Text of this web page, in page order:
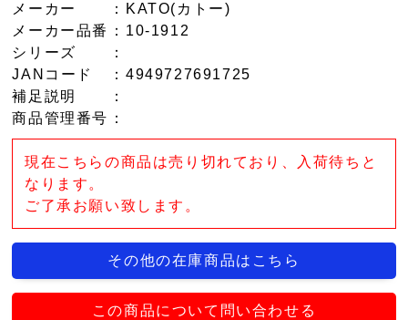
メーカー
：KATO(カトー)
メーカー品番
：10-1912
シリーズ
：
JANコード
：4949727691725
補足説明
：
商品管理番号 ：
現在こちらの商品は売り切れており、入荷待ちと
なります。
ご了承お願い致します。
その他の在庫商品はこちら
この商品について問い合わせる